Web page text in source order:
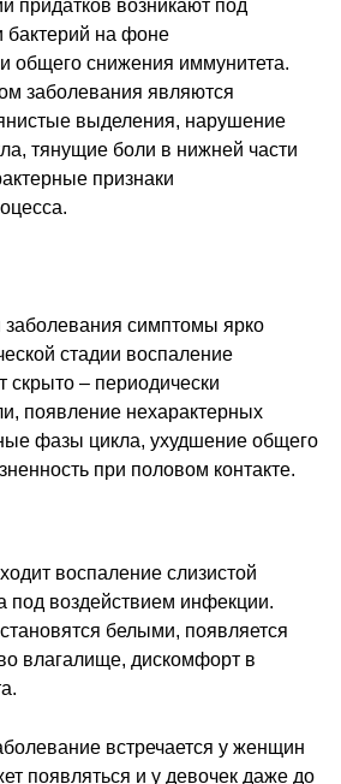
придатков возникают под
бактерий на фоне
общего снижения иммунитета.
заболевания являются
выделения, нарушение
тянущие боли в нижней части
признаки
заболевания симптомы ярко
стадии воспаление
скрыто – периодически
появление нехарактерных
фазы цикла, ухудшение общего
при половом контакте.
воспаление слизистой
под воздействием инфекции.
белыми, появляется
влагалище, дискомфорт в
встречается у женщин
появляться и у девочек даже до